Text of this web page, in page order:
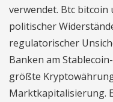
verwendet. Btc
politischer
regulatorischer
Banken am
größte
Marktkapitalisierung.